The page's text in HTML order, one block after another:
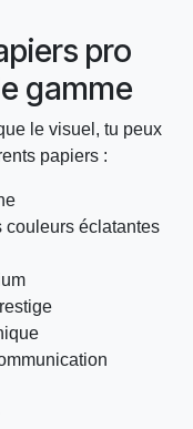
pro
gamme
le visuel, tu peux
papiers :
couleurs éclatantes